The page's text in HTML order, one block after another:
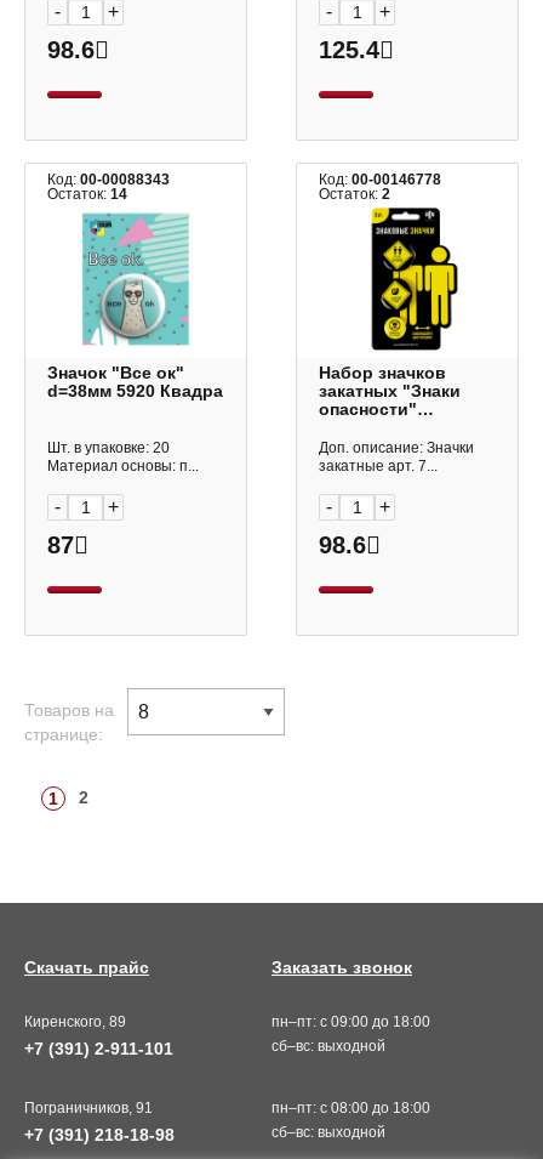
- +
98.6
- +
125.4
Код: 00-00088343
Остаток: 14
Значок "Все ок"
d=38мм 5920 Квадра
Шт. в упаковке: 20
Материал основы: п...
- +
87
Код:00-00146778
Остаток:2
Набор значков
закатных "Знаки
опасности"
3шт 71108 Феникс+
Доп. описание: Значки
закатные арт. 7...
- +
98.6
Товаров на
странице:
1 2
Киренского, 89
+7 (391) 2-911-101
пн–пт: с 09:00 до 18:00
сб–вс: выходной
Пограничников, 91
+7 (391) 218-18-98
пн–пт: с 08:00 до 18:00
сб–вс: выходной
Заказать звонок
Скачать прайс